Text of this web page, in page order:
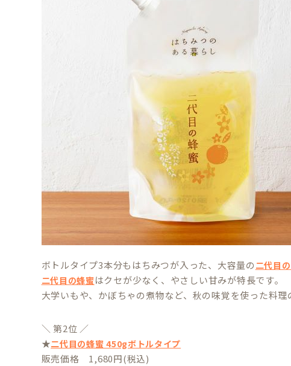
ボトルタイプ3本分もはちみつが入った、大容量の 二代目
二代目の蜂蜜はクセが少なく、やさしい甘みが特長です。
大学いもや、かぼちゃの煮物など、秋の味覚を使った料理
＼ 第2位 ／
★二代目の蜂蜜 450gボトルタイプ
販売価格 1,680円(税込)